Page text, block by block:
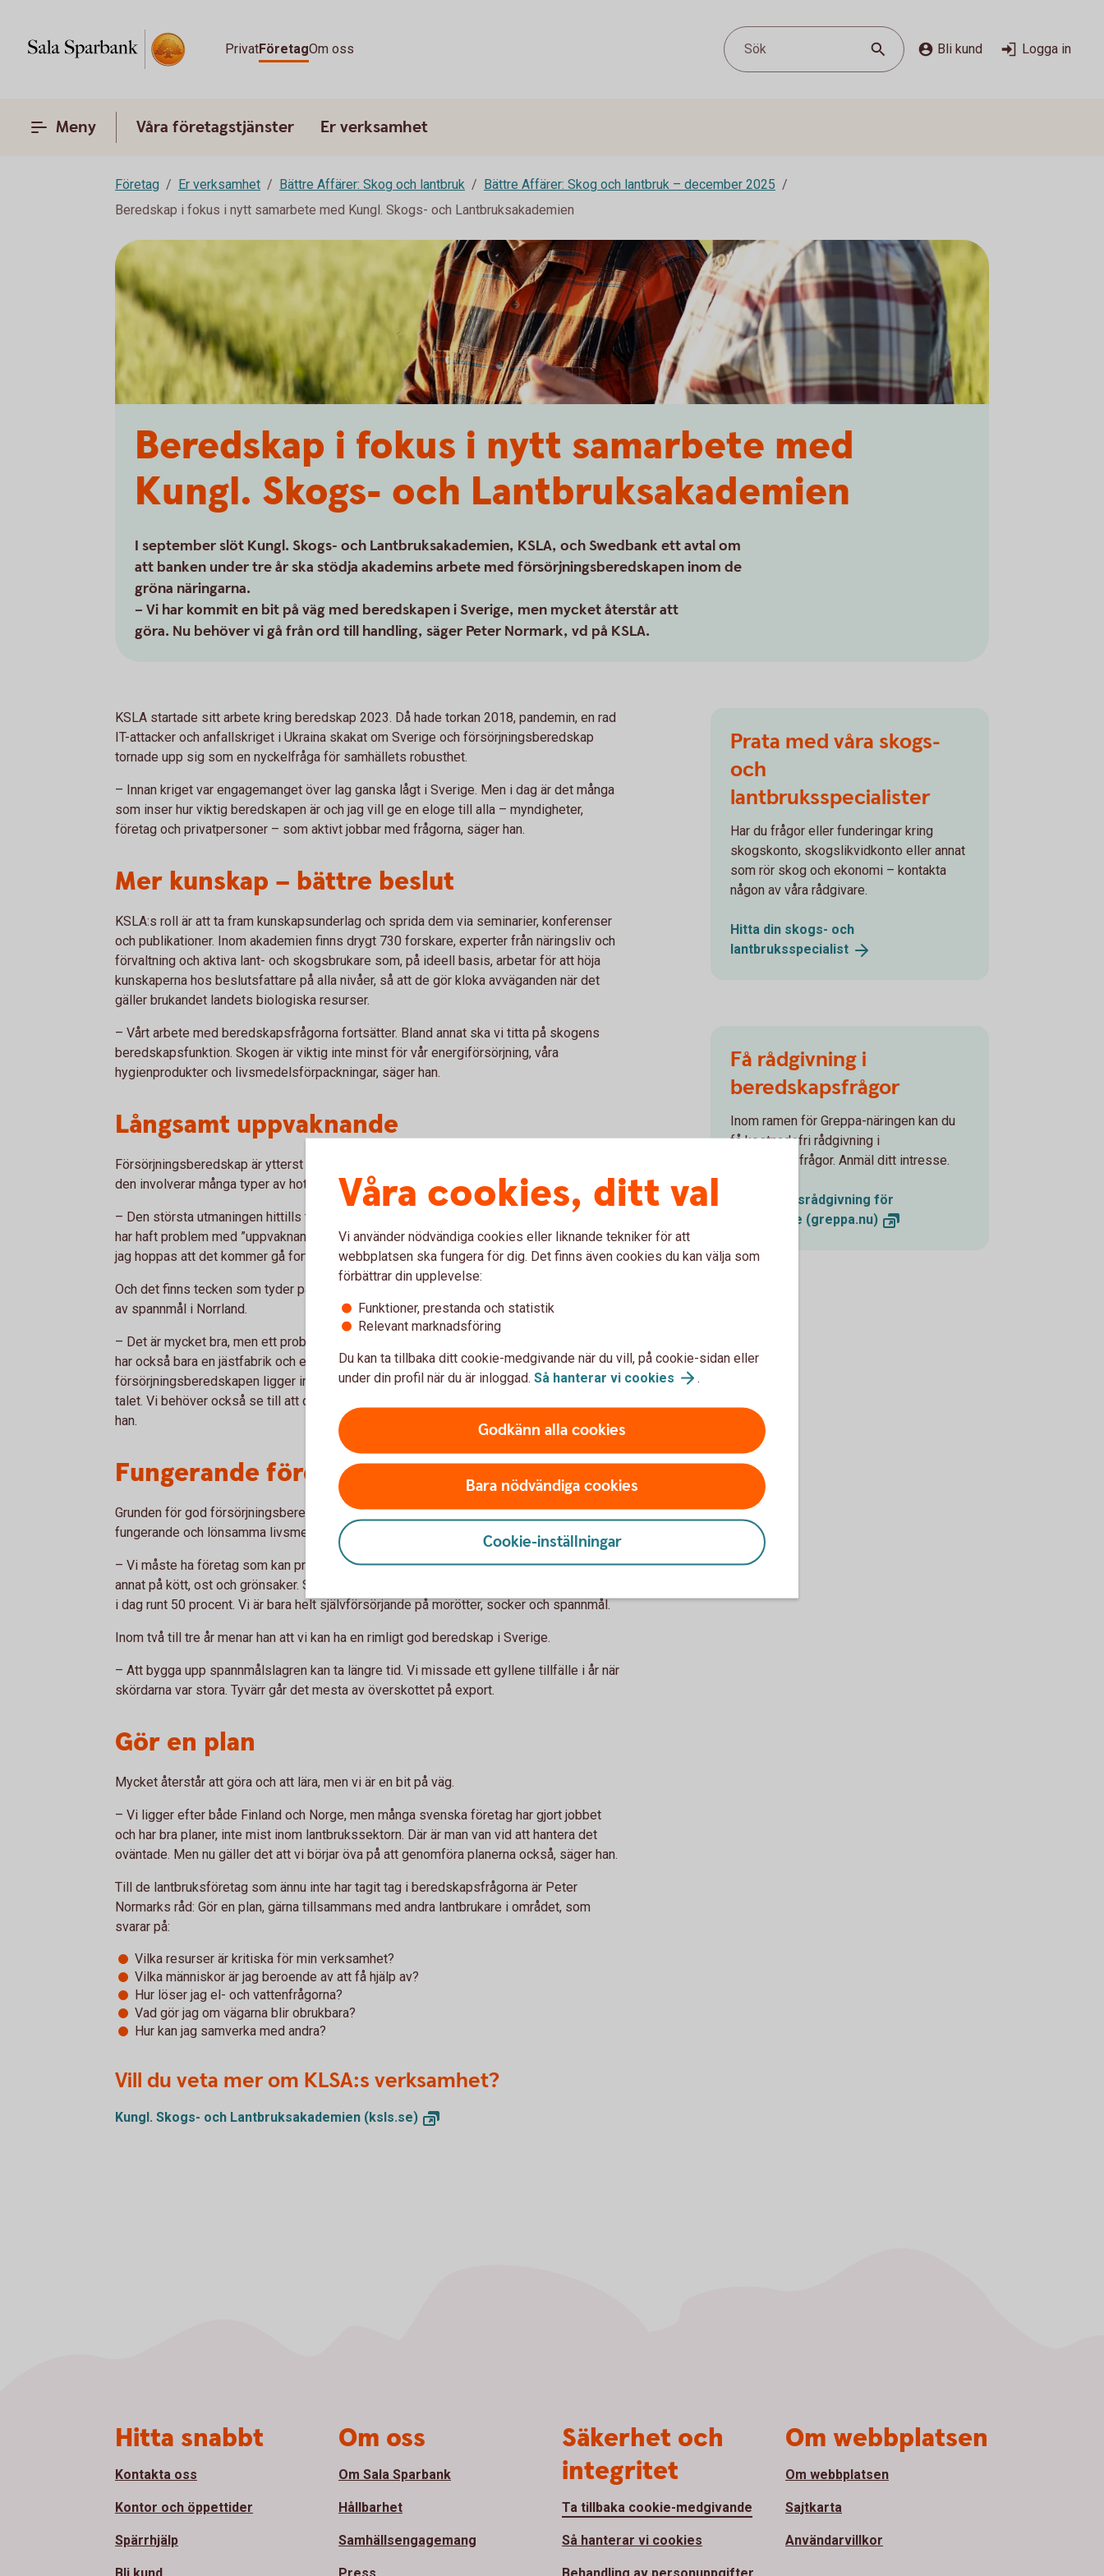
PrivatFöretagOm oss Sök Bli kund Logga in
Meny Våra företagstjänster Er verksamhet
Företag Er verksamhet Bättre Affärer: Skog och lantbruk
Bättre Affärer: Skog och lantbruk – december 2025
Beredskap i fokus i nytt samarbete med Kungl. Skogs- och Lantbruksakademien
Beredskap i fokus i nytt samarbete med
Kungl. Skogs- och Lantbruksakademien
I september slöt Kungl. Skogs- och Lantbruksakademien, KSLA, och Swedbank ett avtal om
att banken under tre år ska stödja akademins arbete med försörjningsberedskapen inom de
gröna näringarna.
– Vi har kommit en bit på väg med beredskapen i Sverige, men mycket återstår att
göra. Nu behöver vi gå från ord till handling, säger Peter Normark, vd på KSLA.
KSLA startade sitt arbete kring beredskap 2023. Då hade torkan 2018, pandemin, en rad
IT-attacker och anfallskriget i Ukraina skakat om Sverige och försörjningsberedskap
tornade upp sig som en nyckelfråga för samhällets robusthet.
– Innan kriget var engagemanget över lag ganska lågt i Sverige. Men i dag är det många
som inser hur viktig beredskapen är och jag vill ge en eloge till alla – myndigheter,
företag och privatpersoner – som aktivt jobbar med frågorna, säger han.
Mer kunskap – bättre beslut
KSLA:s roll är att ta fram kunskapsunderlag och sprida dem via seminarier, konferenser
och publikationer. Inom akademien finns drygt 730 forskare, experter från näringsliv och
förvaltning och aktiva lant- och skogsbrukare som, på ideell basis, arbetar för att höja
kunskaperna hos beslutsfattare på alla nivåer, så att de gör kloka avväganden när det
gäller brukandet landets biologiska resurser.
– Vårt arbete med beredskapsfrågorna fortsätter. Bland annat ska vi titta på skogens
beredskapsfunktion. Skogen är viktig inte minst för vår energiförsörjning, våra
hygienprodukter och livsmedelsförpackningar, säger han.
Långsamt uppvaknande
Försörjningsberedskap är ytterst en fråga om överlevnad och den är komplex, eftersom
den involverar många typer av hot och många olika aktörer.
– Den största utmaningen hittills tycker jag har varit det vi kallar insiktströghet. Sverige
har haft problem med ”uppvaknandet”. Nu börjar det hända saker. Vi är ur startblocken och
jag hoppas att det kommer gå fortare nu, säger han.
Och det finns tecken som tyder på det. Ett är beslutet att börja bygga beredskapslager
av spannmål i Norrland.
– Det är mycket bra, men ett problem kvarstår – det finns inga kvarnar i norra Sverige. Vi
har också bara en jästfabrik och ett sockerbruk i hela landet. Lösningen på
försörjningsberedskapen ligger inte bara i att bygga lager, som vi gjorde fram till 1990-
talet. Vi behöver också se till att det finns fungerande flöden i våra värdekedjor, säger
han.
Fungerande företag är grunden
Grunden för god försörjningsberedskap, menar Peter Normark, är att det finns väl
fungerande och lönsamma livsmedelsföretag i fredstid.
– Vi måste ha företag som kan producera mat och vi behöver få upp volymerna bland
annat på kött, ost och grönsaker. Självförsörjningsgraden för livsmedel som helhet ligger
i dag runt 50 procent. Vi är bara helt självförsörjande på morötter, socker och spannmål.
Inom två till tre år menar han att vi kan ha en rimligt god beredskap i Sverige.
– Att bygga upp spannmålslagren kan ta längre tid. Vi missade ett gyllene tillfälle i år när
skördarna var stora. Tyvärr går det mesta av överskottet på export.
Gör en plan
Mycket återstår att göra och att lära, men vi är en bit på väg.
– Vi ligger efter både Finland och Norge, men många svenska företag har gjort jobbet
och har bra planer, inte mist inom lantbrukssektorn. Där är man van vid att hantera det
oväntade. Men nu gäller det att vi börjar öva på att genomföra planerna också, säger han.
Till de lantbruksföretag som ännu inte har tagit tag i beredskapsfrågorna är Peter
Normarks råd: Gör en plan, gärna tillsammans med andra lantbrukare i området, som
svarar på:
Vilka resurser är kritiska för min verksamhet?
Vilka människor är jag beroende av att få hjälp av?
Hur löser jag el- och vattenfrågorna?
Vad gör jag om vägarna blir obrukbara?
Hur kan jag samverka med andra?
Vill du veta mer om KLSA:s verksamhet?
Kungl. Skogs- och Lantbruksakademien (ksls.se)
Prata med våra skogs-
och
lantbruksspecialister
Har du frågor eller funderingar kring
skogskonto, skogslikvidkonto eller annat
som rör skog och ekonomi – kontakta
någon av våra rådgivare.
Hitta din skogs- och
lantbruksspecialist
Få rådgivning i
beredskapsfrågor
Inom ramen för Greppa-näringen kan du
få kostnadsfri rådgivning i
beredskapsfrågor. Anmäl ditt intresse.
Beredskapsrådgivning för
lantbrukare (greppa.nu)
Våra cookies, ditt val
Vi använder nödvändiga cookies eller liknande tekniker för att
webbplatsen ska fungera för dig. Det finns även cookies du kan välja som
förbättrar din upplevelse:
Funktioner, prestanda och statistik
Relevant marknadsföring
Du kan ta tillbaka ditt cookie-medgivande när du vill, på cookie-sidan eller
under din profil när du är inloggad. Så hanterar vi cookies .
Godkänn alla cookies
Bara nödvändiga cookies
Cookie-inställningar
Hitta snabbt
Kontakta oss
Kontor och öppettider
Spärrhjälp
Om oss
Om Sala Sparbank
Hållbarhet
Samhällsengagemang
Säkerhet och
integritet
Ta tillbaka cookie-medgivande
Så hanterar vi cookies
Om webbplatsen
Om webbplatsen
Sajtkarta
Användarvillkor